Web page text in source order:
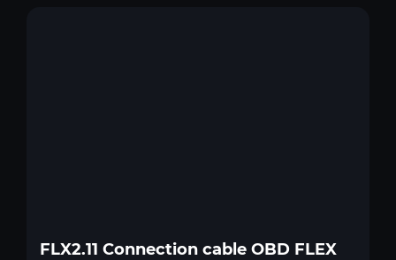
FLX2.11 Connection cable OBD FLEX